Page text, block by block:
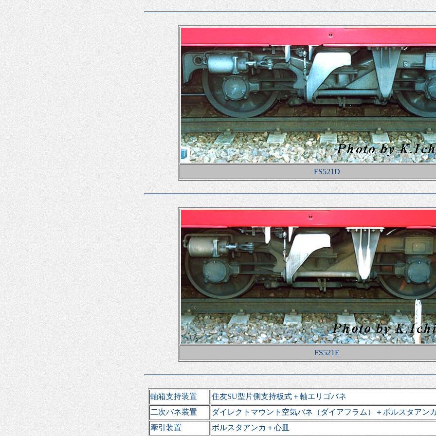
FS521D
FS521E
軸箱支持装置
住友SU型片側支持板式＋軸エリゴバネ
二次バネ装置
ダイレクトマウント空気バネ（ダイアフラム）＋ボルスタアン
牽引装置
ボルスタアンカ＋心皿